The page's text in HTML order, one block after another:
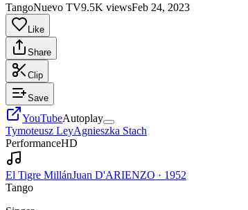
TangoNuevo TV9.5K viewsFeb 24, 2023
Like
Share
Clip
Save
YouTubeAutoplay
Tymoteusz LeyAgnieszka Stach
PerformanceHD
El Tigre MillánJuan D'ARIENZO · 1952
Tango